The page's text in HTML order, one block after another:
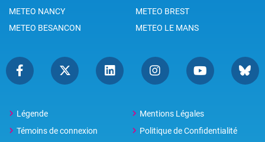
METEO NANCY
METEO BREST
METEO BESANCON
METEO LE MANS
Légende
Mentions Légales
Témoins de connexion
Politique de Confidentialité